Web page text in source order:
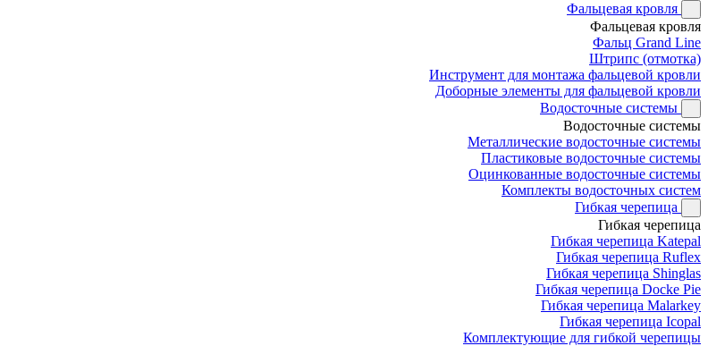
Фальцевая кровля
Фальцевая кровля
Фальц Grand Line
Штрипс (отмотка)
Инструмент для монтажа фальцевой кровли
Доборные элементы для фальцевой кровли
Водосточные системы
Водосточные системы
Металлические водосточные системы
Пластиковые водосточные системы
Оцинкованные водосточные системы
Комплекты водосточных систем
Гибкая черепица
Гибкая черепица
Гибкая черепица Katepal
Гибкая черепица Ruflex
Гибкая черепица Shinglas
Гибкая черепица Docke Pie
Гибкая черепица Malarkey
Гибкая черепица Icopal
Комплектующие для гибкой черепицы